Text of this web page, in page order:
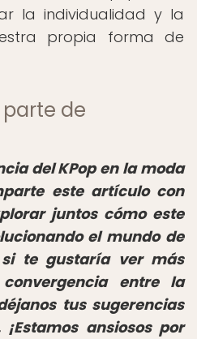
la individualidad y la
propia forma de
parte de
del KPop en la moda
este artículo con
juntos cómo este
el mundo de
te gustaría ver más
entre la
tus sugerencias
ansiosos por